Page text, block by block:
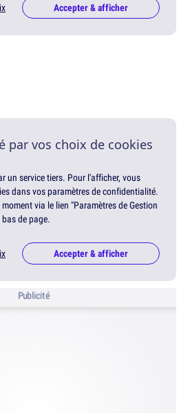
Accepter & afficher
par vos choix de cookies
un service tiers. Pour l'afficher, vous
dans vos paramètres de confidentialité.
via le lien "Paramètres de Gestion
de page.
Accepter & afficher
Publicité